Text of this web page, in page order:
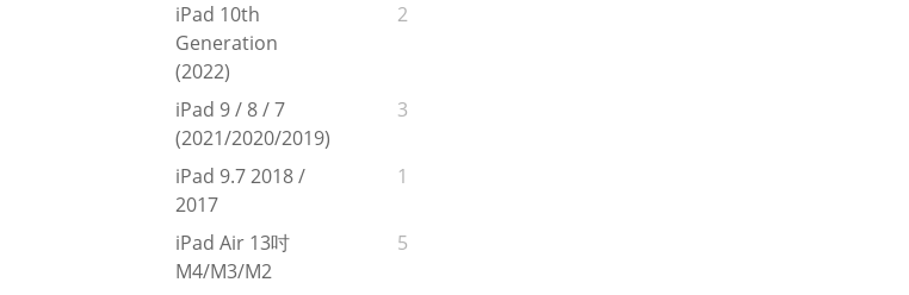
iPad 10th
Generation
(2022)
2
iPad 9 / 8 / 7
(2021/2020/2019)
3
iPad 9.7 2018 /
2017
1
iPad Air 13吋
M4/M3/M2
5